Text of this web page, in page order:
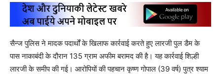
सैन्ज पुलिस ने मादक पदार्थों के खिलाफ कार्रवाई करते हुए लारजी पुल डैम के
पास नाकाबंदी के दौरान 135 ग्राम अफीम बरामद की है। यह कार्रवाई शिल्ही
लारजी के समीप की गई। आरोपियों की पहचान कृष्ण गोपाल (39 वर्ष) पुत्र श्याम